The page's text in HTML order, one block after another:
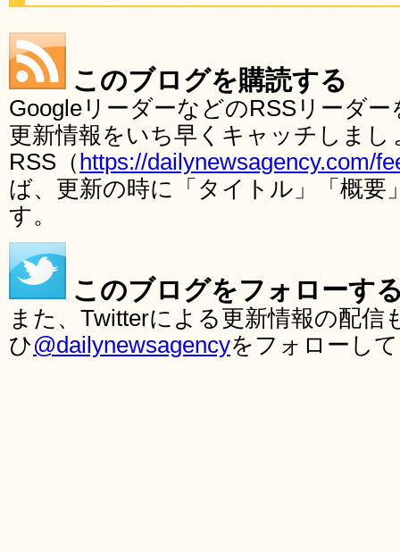
このブログを購読する
GoogleリーダーなどのRSSリーダ
更新情報をいち早くキャッチしま
RSS（ https://dailynewsagency.com/
ば、更新の時に「タイトル」「概要
す。
このブログをフォローす
また、Twitterによる更新情報の配
ひ@dailynewsagencyをフォローし